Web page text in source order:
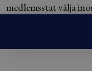
medlemsstat välja